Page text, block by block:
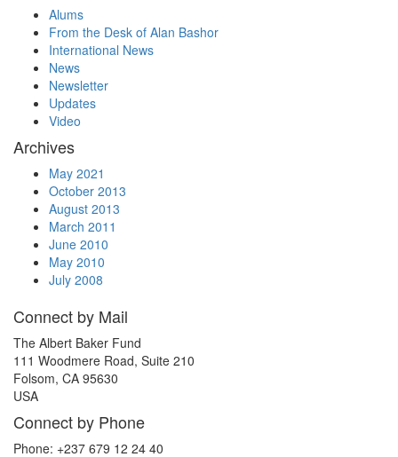
Alums
From the Desk of Alan Bashor
International News
News
Newsletter
Updates
Video
Archives
May 2021
October 2013
August 2013
March 2011
June 2010
May 2010
July 2008
Connect by Mail
The Albert Baker Fund
111 Woodmere Road, Suite 210
Folsom, CA 95630
USA
Connect by Phone
Phone: +237 679 12 24 40